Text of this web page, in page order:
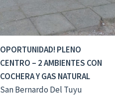
OPORTUNIDAD! PLENO
CENTRO – 2 AMBIENTES CON
COCHERA Y GAS NATURAL
San Bernardo Del Tuyu